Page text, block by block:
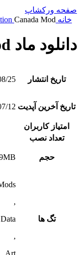
صفحه ورکشاپ
خانه Canada Mod
دانلود ماد Canada Mod
تاریخ انتشار 25
تاریخ آخرین آپدیت 12
امتیاز کاربران
تعداد نصب
حجم
تگ ها
,
Data
,
Art